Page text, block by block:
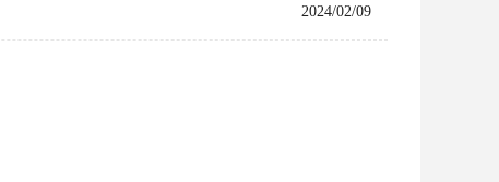
2024/02/09